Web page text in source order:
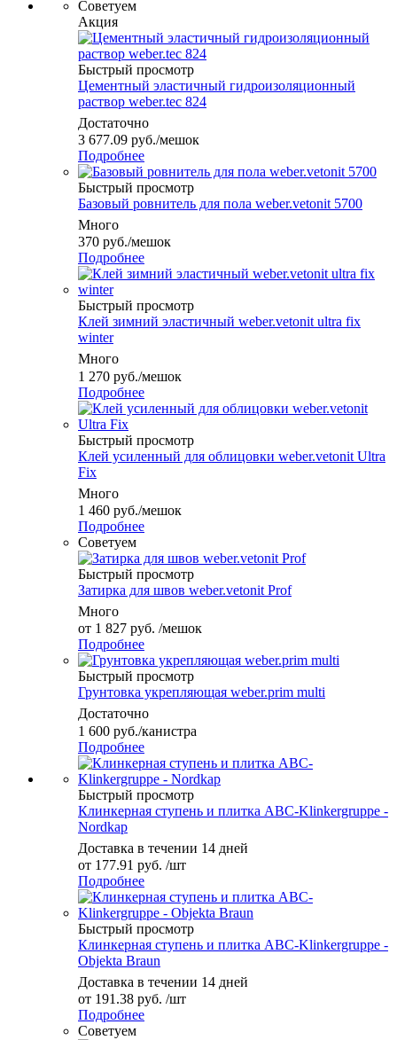
Советуем
Акция
Быстрый просмотр
Цементный эластичный гидроизоляционный
раствор weber.tec 824
Достаточно
3 677.09 руб./мешок
Подробнее
Быстрый просмотр
Базовый ровнитель для пола weber.vetonit 5700
Много
370 руб./мешок
Подробнее
Быстрый просмотр
Клей зимний эластичный weber.vetonit ultra fix
winter
Много
1 270 руб./мешок
Подробнее
Быстрый просмотр
Клей усиленный для облицовки weber.vetonit Ultra
Fix
Много
1 460 руб./мешок
Подробнее
Советуем
Быстрый просмотр
Затирка для швов weber.vetonit Prof
Много
от 1 827 руб. /мешок
Подробнее
Быстрый просмотр
Грунтовка укрепляющая weber.prim multi
Достаточно
1 600 руб./канистра
Подробнее
Быстрый просмотр
Клинкерная ступень и плитка ABC-Klinkergruppe -
Nordkap
Доставка в течении 14 дней
от 177.91 руб. /шт
Подробнее
Быстрый просмотр
Клинкерная ступень и плитка ABC-Klinkergruppe -
Objekta Braun
Доставка в течении 14 дней
от 191.38 руб. /шт
Подробнее
Советуем